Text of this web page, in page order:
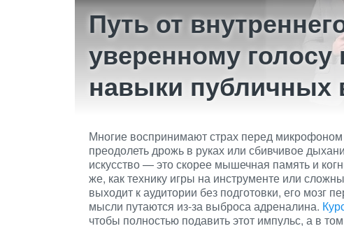
Путь от
уверенному голосу
навыки публичных
Многие воспринимают страх перед
преодолеть дрожь в руках или сбивчивое
искусство — это скорее мышечная память и
же, как технику игры на инструменте или
выходит к аудитории без подготовки, его мозг
мысли путаются из-за выброса адреналина.
чтобы полностью подавить этот импульс, а в